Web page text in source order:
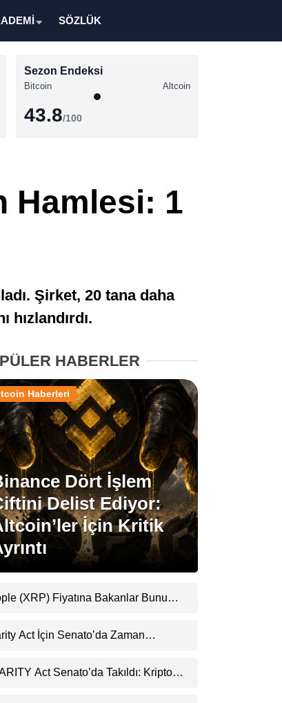
Altcoin Haberleri
Facebook
Instagram
Youtube
TikTok
SÖZLÜK
Sezon Endeksi
Bitcoin Altcoin
43.8/100
Hamlesi: 1
Şirket, 20 tana daha
hızlandırdı.
HABERLER
Dört İşlem
Delist Ediyor:
İçin Kritik
Haberleri
(XRP) Fiyatına Bakanlar Bunu
Act İçin Senato’da Zaman
Act Senato’da Takıldı: Kripto